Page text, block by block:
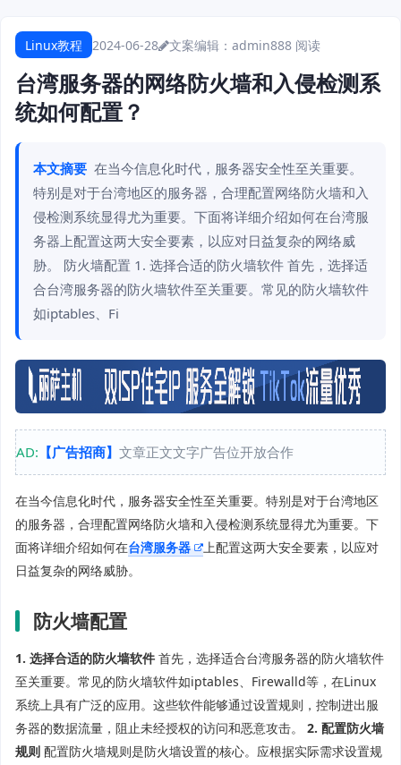
Linux教程 2024-06-28 文案编辑：admin888 阅读
台湾服务器的网络防火墙和入侵检测系
统如何配置？
本文摘要 在当今信息化时代，服务器安全性至关重要。
特别是对于台湾地区的服务器，合理配置网络防火墙和入
侵检测系统显得尤为重要。下面将详细介绍如何在台湾服
务器上配置这两大安全要素，以应对日益复杂的网络威
胁。 防火墙配置 1. 选择合适的防火墙软件 首先，选择适
合台湾服务器的防火墙软件至关重要。常见的防火墙软件
如iptables、Fi
AD: 【广告招商】 文章正文文字广告位开放合作
在当今信息化时代，服务器安全性至关重要。特别是对于台湾地区
的服务器，合理配置网络防火墙和入侵检测系统显得尤为重要。下
面将详细介绍如何在台湾服务器
上配置这两大安全要素，以应对
日益复杂的网络威胁。
防火墙配置
1. 选择合适的防火墙软件 首先，选择适合台湾服务器的防火墙软件
至关重要。常见的防火墙软件如iptables、Firewalld等，在Linux
系统上具有广泛的应用。这些软件能够通过设置规则，控制进出服
务器的数据流量，阻止未经授权的访问和恶意攻击。 2. 配置防火墙
规则 配置防火墙规则是防火墙设置的核心。应根据实际需求设置规